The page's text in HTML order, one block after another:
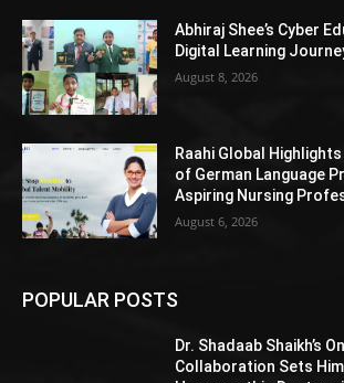
Abhiraj Shee’s Cyber
Digital Learning
August 8, 2026
Raahi Global
of German Language
Aspiring Nursing
August 6, 2026
POPULAR POSTS
Dr. Shadaab Shaikh’s
Collaboration Sets